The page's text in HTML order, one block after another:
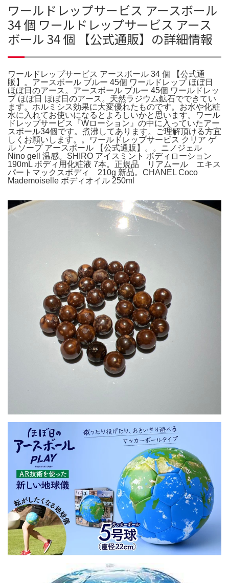
ワールドレップサービス アースボール
34 個 ワールドレップサービス アース
ボール 34 個 【公式通販】の詳細情報
ワールドレップサービス アースボール 34 個 【公式通
販】。アースボール ブルー 45個 ワールドレップ ほぼ日
ほぼ日のアース。アースボール ブルー 45個 ワールドレッ
プ ほぼ日 ほぼ日のアース。天然ラジウム鉱石でできてい
ます。ホルミシス効果に大変優れたものです。お水や化粧
水に入れてお使いになるとよろしいかと思います。ワール
ドレップサービス『Wローション』の中に入っていたアー
スボール34個です。煮沸してあります。ご理解頂ける方宜
しくお願いします。。ワールドレップサービス クリア ゲ
ル ソープ アースボール 【公式通販】。。ニノジェル
Nino gell 温感。SHIRO アイスミント ボディローション
190mL ボディ用化粧液 7本。正規品 リアムール エキス
パートマックスボディ 210g 新品。CHANEL Coco
Mademoiselle ボディオイル 250ml